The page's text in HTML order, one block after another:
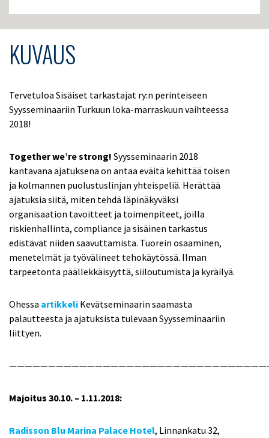
KUVAUS
Tervetuloa Sisäiset tarkastajat ry:n perinteiseen
Syysseminaariin Turkuun loka-marraskuun vaihteessa
2018!
Together we’re strong! Syysseminaarin 2018
kantavana ajatuksena on antaa eväitä kehittää toisen
ja kolmannen puolustuslinjan yhteispeliä. Herättää
ajatuksia siitä, miten tehdä läpinäkyväksi
organisaation tavoitteet ja toimenpiteet, joilla
riskienhallinta, compliance ja sisäinen tarkastus
edistävät niiden saavuttamista. Tuorein osaaminen,
menetelmät ja työvälineet tehokäytössä. Ilman
tarpeetonta päällekkäisyyttä, siiloutumista ja kyräilyä.
Ohessa artikkeli Kevätseminaarin saamasta
palautteesta ja ajatuksista tulevaan Syysseminaariin
liittyen.
Majoitus 30.10. – 1.11.2018:
Radisson Blu Marina Palace Hotel, Linnankatu 32,